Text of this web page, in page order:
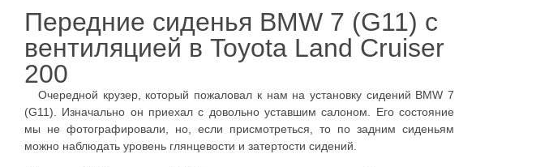
Передние сиденья BMW 7 (G11) с
вентиляцией в Toyota Land Cruiser
200
Очередной крузер, который пожаловал к нам на установку сидений BMW 7
(G11). Изначально он приехал с довольно уставшим салоном. Его состояние
мы не фотографировали, но, если присмотреться, то по задним сиденьям
можно наблюдать уровень глянцевости и затертости сидений.